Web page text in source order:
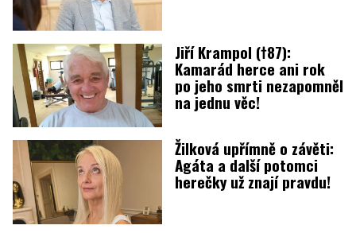
Jiří Krampol (†87):
Kamarád herce ani rok
po jeho smrti nezapomněl
na jednu věc!
Žilková upřímně o závěti:
Agáta a další potomci
herečky už znají pravdu!